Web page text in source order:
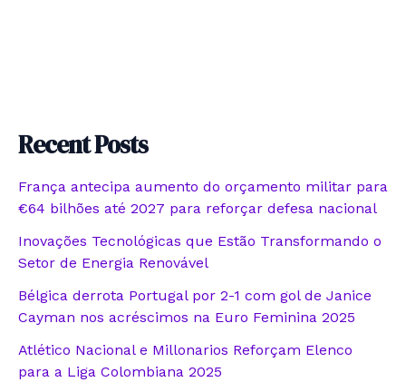
Recent Posts
França antecipa aumento do orçamento militar para
€64 bilhões até 2027 para reforçar defesa nacional
Inovações Tecnológicas que Estão Transformando o
Setor de Energia Renovável
Bélgica derrota Portugal por 2-1 com gol de Janice
Cayman nos acréscimos na Euro Feminina 2025
Atlético Nacional e Millonarios Reforçam Elenco
para a Liga Colombiana 2025